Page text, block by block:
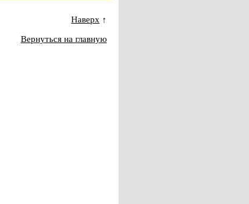
Наверх ↑
Вернуться на главную